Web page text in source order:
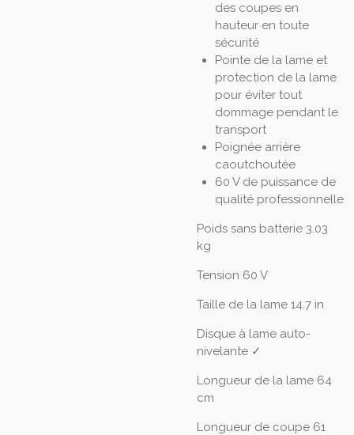
des coupes en
hauteur en toute
sécurité
Pointe de la lame et
protection de la lame
pour éviter tout
dommage pendant le
transport
Poignée arrière
caoutchoutée
60 V de puissance de
qualité professionnelle
Poids sans batterie 3.03
kg
Tension 60 V
Taille de la lame 14.7 in
Disque à lame auto-
nivelante ✓
Longueur de la lame 64
cm
Longueur de coupe 61